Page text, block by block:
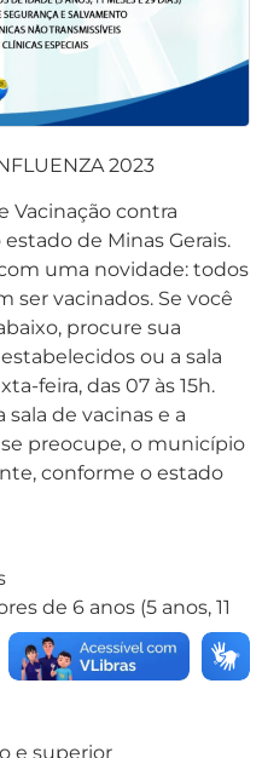
2023
Vacinação contra
de Minas Gerais.
uma novidade: todos
ser vacinados. Se você
procure sua
ou a sala
feira, das 07 às 15h.
sala de vacinas e a
preocupe, o município
conforme o estado
de 6 anos (5 anos, 11
e superior